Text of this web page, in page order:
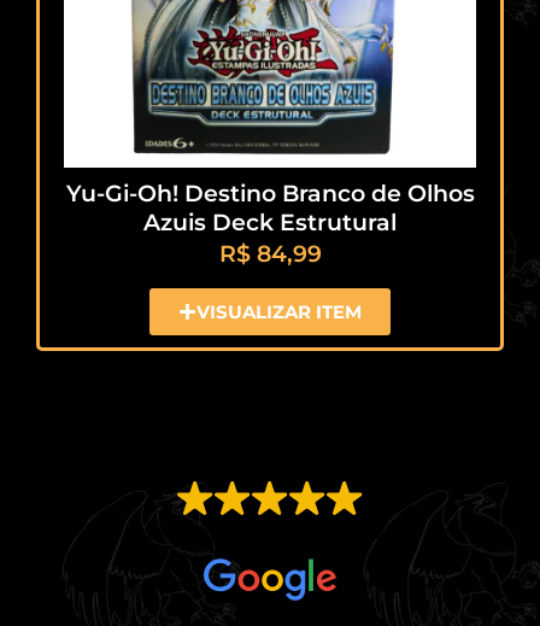
Yu-Gi-Oh! Destino Branco de Olhos
Azuis Deck Estrutural
R$84,99
VISUALIZAR ITEM
21 avaliações